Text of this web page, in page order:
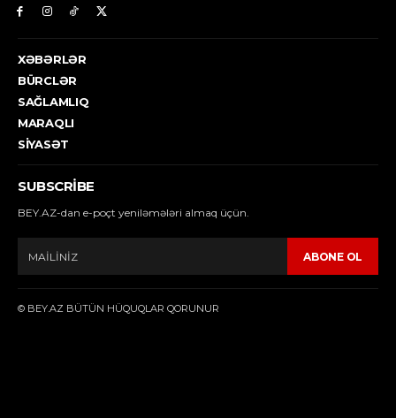
XƏBƏRLƏR
BÜRCLƏR
SAĞLAMLIQ
MARAQLI
SIYASƏT
SUBSCRIBE
BEY.AZ-dan e-poçt yeniləmələri almaq üçün.
ABONE OL
© BEY.AZ BÜTÜN HÜQUQLAR QORUNUR